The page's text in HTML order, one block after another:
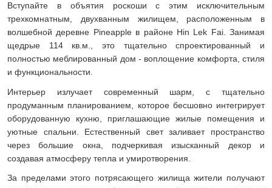
Вступайте в объятия роскоши с этим исключительным
трехкомнатным, двухванным жилищем, расположенным в
волшебной деревне Pineapple в районе Hin Lek Fai. Занимая
щедрые 114 кв.м., это тщательно спроектированный и
полностью меблированный дом - воплощение комфорта, стиля
и функциональности.
Интерьер излучает современный шарм, с тщательно
продуманным планированием, которое бесшовно интегрирует
оборудованную кухню, приглашающие жилые помещения и
уютные спальни. Естественный свет заливает пространство
через большие окна, подчеркивая изысканный декор и
создавая атмосферу тепла и умиротворения.
За пределами этого потрясающего жилища жители получают